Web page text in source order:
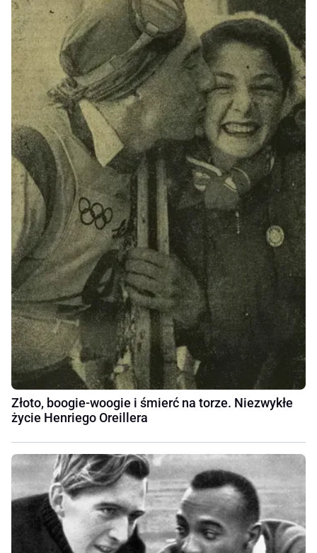
Złoto, boogie-woogie i śmierć na torze. Niezwykłe
życie Henriego Oreillera